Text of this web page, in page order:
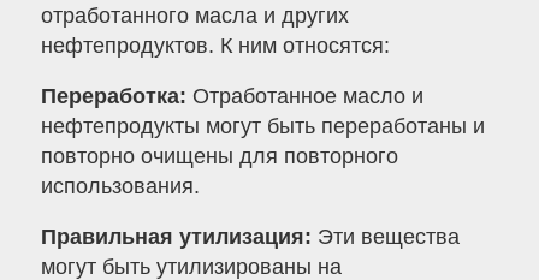
отработанного масла и других
нефтепродуктов. К ним относятся:
Переработка: Отработанное масло и
нефтепродукты могут быть переработаны и
повторно очищены для повторного
использования.
Правильная утилизация: Эти вещества
могут быть утилизированы на